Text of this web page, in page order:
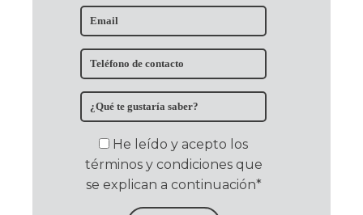
He leído y acepto los
términos y condiciones que
se explican a continuación*